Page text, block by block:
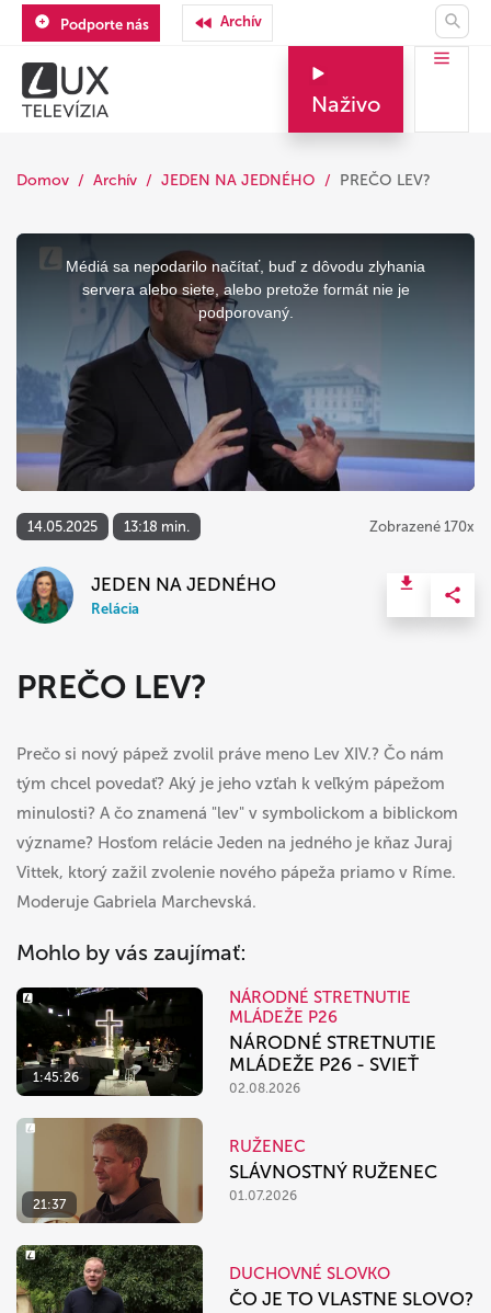
Podporte nás Archív
Naživo
Domov Archív JEDEN NA JEDNÉHO PREČO LEV?
This
modal
Médiá sa nepodarilo načítať, buď z dôvodu zlyhania
servera alebo siete, alebo pretože formát nie je
podporovaný.
14.05.2025 13:18 min. Zobrazené 170x
JEDEN NA JEDNÉHO
Relácia
PREČO LEV?
Prečo si nový pápež zvolil práve meno Lev XIV.? Čo nám
tým chcel povedať? Aký je jeho vzťah k veľkým pápežom
minulosti? A čo znamená "lev" v symbolickom a biblickom
význame? Hosťom relácie Jeden na jedného je kňaz Juraj
Vittek, ktorý zažil zvolenie nového pápeža priamo v Ríme.
Moderuje Gabriela Marchevská.
Mohlo by vás zaujímať:
1:45:26
NÁRODNÉ STRETNUTIE
MLÁDEŽE P26
NÁRODNÉ STRETNUTIE
MLÁDEŽE P26 - SVIEŤ
02.08.2026
21:37
RUŽENEC
SLÁVNOSTNÝ RUŽENEC
01.07.2026
DUCHOVNÉ SLOVKO
ČO JE TO VLASTNE SLOVO?